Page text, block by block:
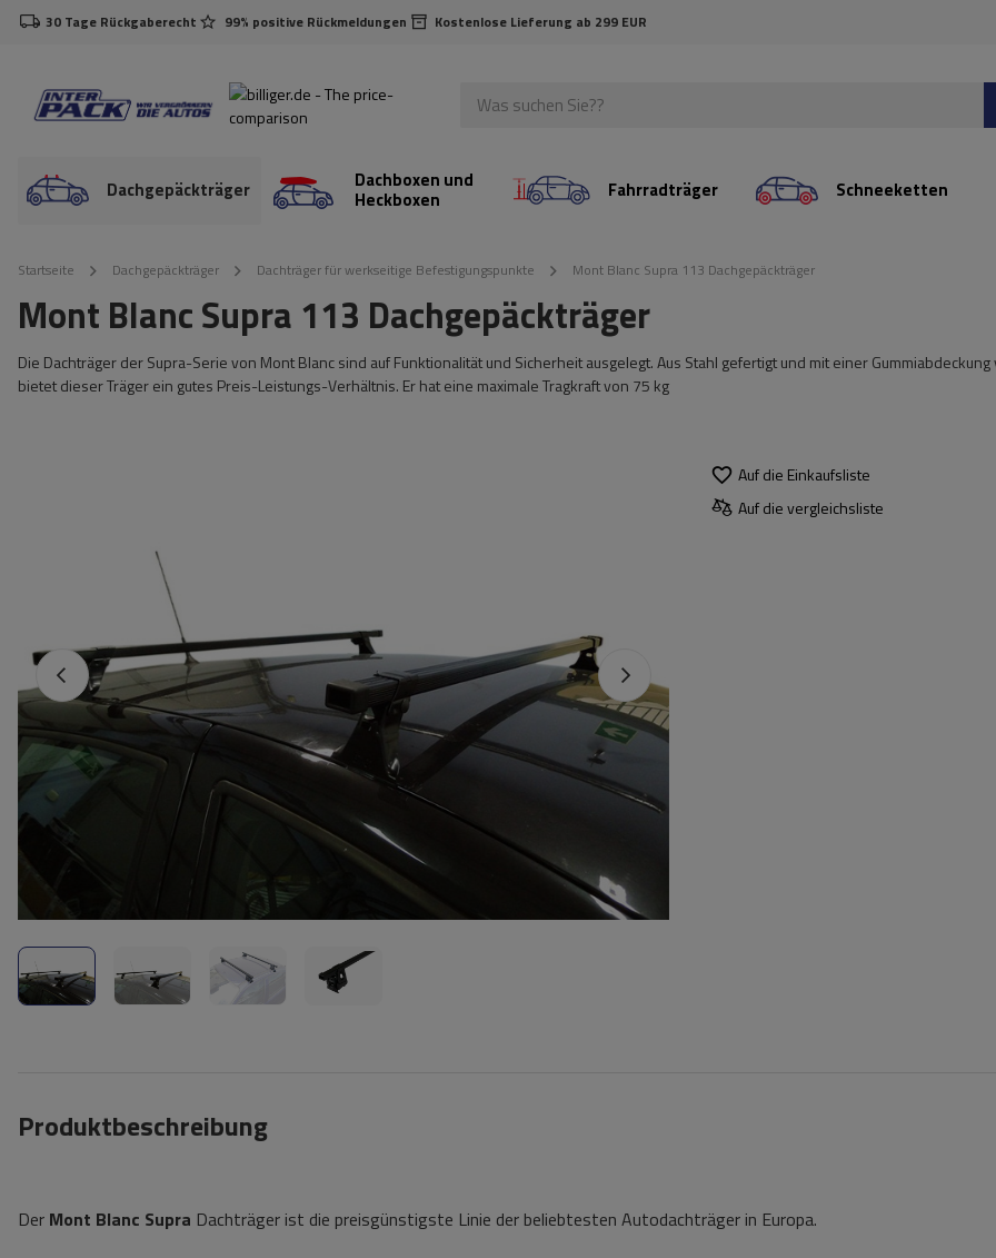
30 Tage Rückgaberecht 99% positive Rückmeldungen Kostenlose Lieferung ab 299 EUR
Dachgepäckträger Dachboxen und
Heckboxen Fahrradträger Schneeketten
Startseite Dachgepäckträger Dachträger für werkseitige Befestigungspunkte Mont Blanc Supra 113 Dachgepäckträger
Mont Blanc Supra 113 Dachgepäckträger
Die Dachträger der Supra-Serie von Mont Blanc sind auf Funktionalität und Sicherheit ausgelegt. Aus Stahl gefertigt und mit einer
bietet dieser Träger ein gutes Preis-Leistungs-Verhältnis. Er hat eine maximale Tragkraft von 75 kg
Auf die Einkaufsliste
Auf die vergleichsliste
Produktbeschreibung
Der Mont Blanc Supra Dachträger ist die preisgünstigste Linie der beliebtesten Autodachträger in Europa.